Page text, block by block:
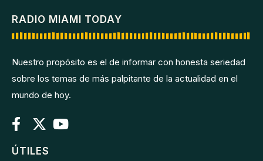
RADIO MIAMI TODAY
Nuestro propósito es el de informar con honesta seriedad
sobre los temas de más palpitante de la actualidad en el
mundo de hoy.
ÚTILES